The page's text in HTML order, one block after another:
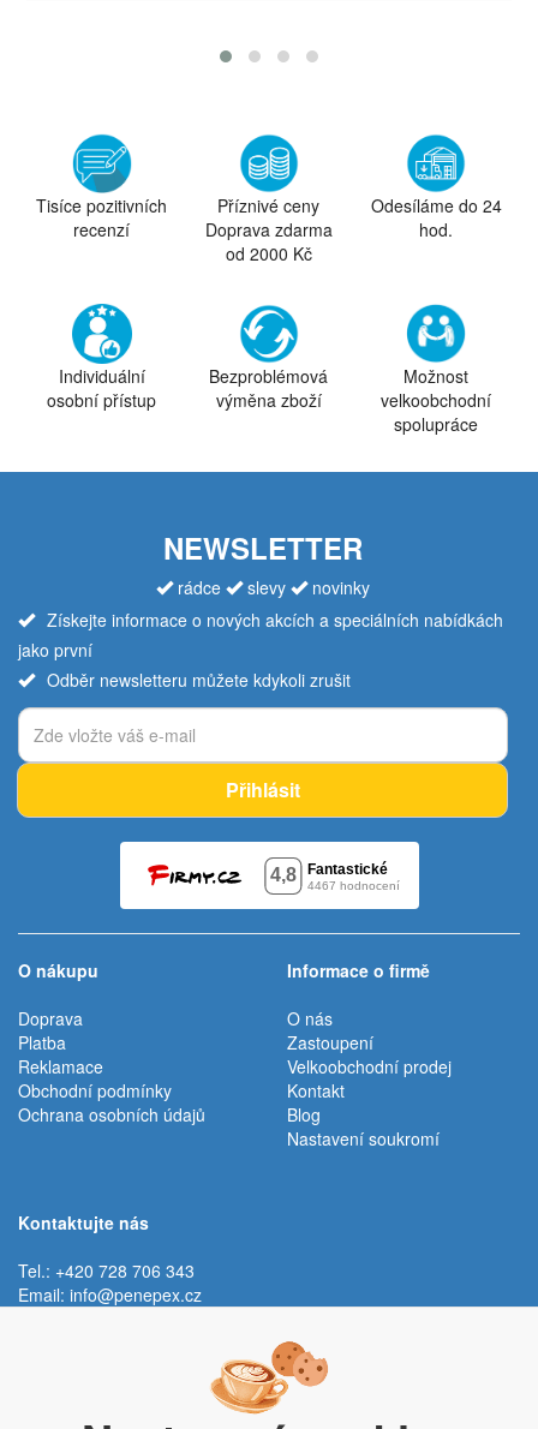
Tisíce pozitivních
recenzí
Příznivé ceny
Doprava zdarma
od 2000 Kč
Odesíláme do 24
hod.
Individuální
osobní přístup
Bezproblémová
výměna zboží
Možnost
velkoobchodní
spolupráce
NEWSLETTER
rádce slevy
novinky
Získejte informace o nových akcích a speciálních nabídkách
jako první
Odběr newsletteru můžete kdykoli zrušit
Přihlásit
O nákupu
Doprava
Platba
Reklamace
Obchodní podmínky
Ochrana osobních údajů
Informace o firmě
O nás
Zastoupení
Velkoobchodní prodej
Kontakt
Blog
Nastavení soukromí
Kontaktujte nás
Tel.: +420 728 706 343
Email: info@penepex.cz
Trávník 2076, 686 03 Staré Město